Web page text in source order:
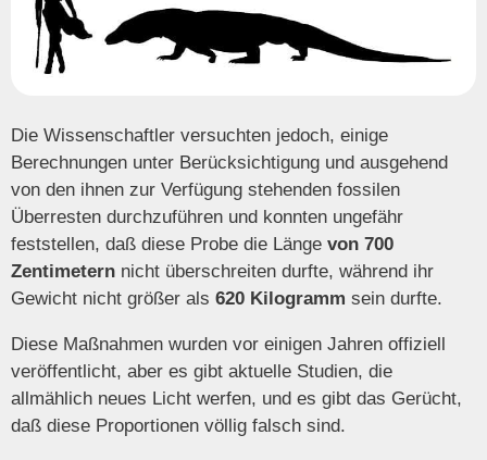
Die Wissenschaftler versuchten jedoch, einige
Berechnungen unter Berücksichtigung und ausgehend
von den ihnen zur Verfügung stehenden fossilen
Überresten durchzuführen und konnten ungefähr
feststellen, daß diese Probe die Länge von 700
Zentimetern nicht überschreiten durfte, während ihr
Gewicht nicht größer als 620 Kilogramm sein durfte.
Diese Maßnahmen wurden vor einigen Jahren offiziell
veröffentlicht, aber es gibt aktuelle Studien, die
allmählich neues Licht werfen, und es gibt das Gerücht,
daß diese Proportionen völlig falsch sind.